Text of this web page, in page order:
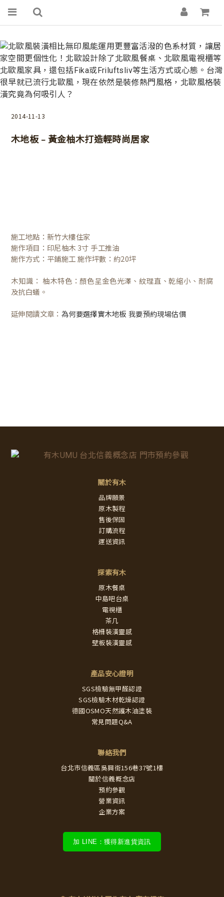
2014-11-13
木地板﹣黃金柚木打造輕時尚居家
施工地點：新竹大樓住家
施作項目：印尼柚木 3寸 手工推油
施作方式：平鋪施工 施作坪數：約20坪
木知識： 柚木特色：顏色呈金色光澤、紋理直、乾縮小、耐腐
及抗白蟻。
延伸閱讀文章： 為何要選擇實木地板 我要預約現場估價
關於有木
品牌願景
原木製程
售後保固
訂購流程
運送資訊
探索有木
原木餐桌
中島吧台桌
電視櫃
茶几
格柵裝潢靈感
壁板裝潢靈感
產品安心證明
SGS檢驗無甲醛認證
SGS檢驗木材乾燥認證
德國OSMO天然護木油塗裝
常見問題Q&A
聯絡我們
台北市信義區吳興街156巷37號1樓
關於信義概念店
預約參觀
營業資訊
企業方案
加 LINE：獲得新進貨資訊